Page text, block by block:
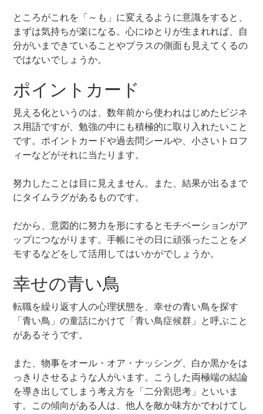
ところがこれを「～も」に変えるように意識をすると、
まずは気持ちが楽になる。心にゆとりが生まれれば、自
分がいまできていることやプラスの側面も見えてくるの
ではないでしょうか。
ポイントカード
見える化というのは、数年前から使われはじめたビジネ
ス用語ですが、勉強の中にも積極的に取り入れたいこと
です。ポイントカードや過去問シールや、小さいトロフ
ィーなどがそれに当たります。
努力したことは目に見えません。また、結果が出るまで
にタイムラグがあるものです。
だから、意図的に努力を形にするとモチベーションがア
ップにつながります。手帳にその日に頑張ったことをメ
モするなどをして活用してはいかがでしょうか。
幸せの青い鳥
転職を繰り返す人の心理状態を、幸せの青い鳥を探す
「青い鳥」の童話にかけて「青い鳥症候群」と呼ぶこと
があるそうです。
また、物事をオール・オア・ナッシング、白か黒かをは
っきりさせるような人がいます。こうした両極端の結論
を導き出してしまう考え方を「二分割思考」といいま
す。この傾向がある人は、他人を敵か味方かでわけてし